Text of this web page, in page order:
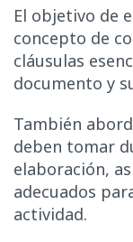
El objetivo de
concepto de
cláusulas
documento y
También
deben tomar
elaboración,
adecuados
actividad.